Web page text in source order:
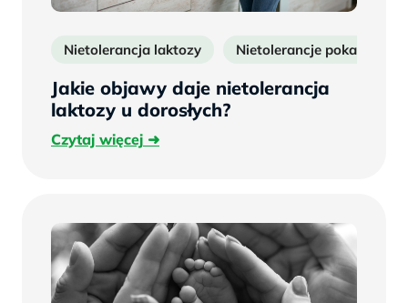
Nietolerancja laktozy Nietolerancje pokarmowe
Jakie objawy daje nietolerancja
laktozy u dorosłych?
Czytaj więcejCzytaj